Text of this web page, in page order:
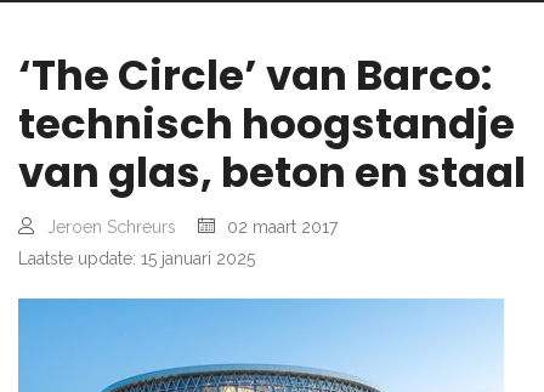
‘The Circle’ van Barco:
technisch hoogstandje
van glas, beton en staal
Jeroen Schreurs
02 maart 2017
Laatste update: 15 januari 2025